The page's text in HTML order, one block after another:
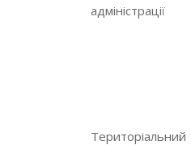
адміністрації
Територіальний